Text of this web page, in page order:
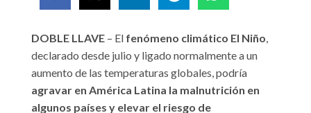
DOBLE LLAVE – El fenómeno climático El Niño,
declarado desde julio y ligado normalmente a un
aumento de las temperaturas globales, podría
agravar en América Latina la malnutrición en
algunos países y elevar el riesgo de